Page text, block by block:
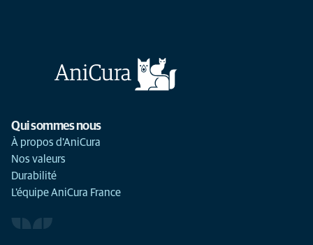
Qui sommes nous
À propos d'AniCura
Nos valeurs
Durabilité
L'équipe AniCura France